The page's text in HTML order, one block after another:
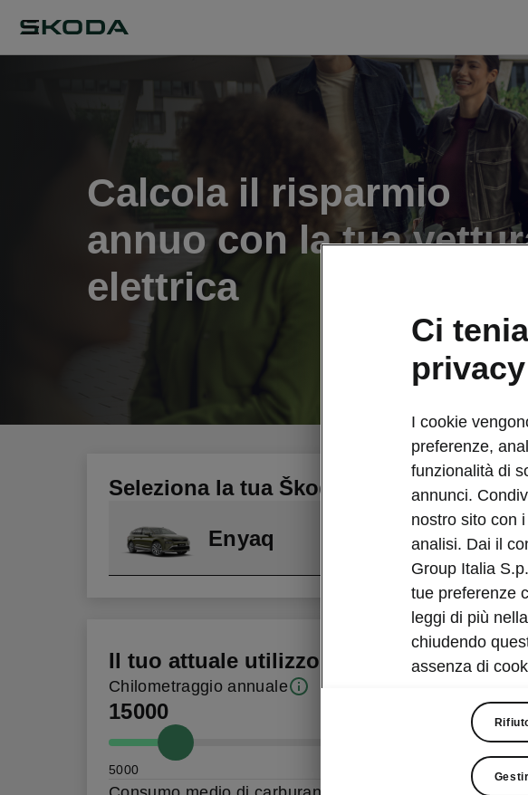
Calcola il risparmio
annuo con la tua
elettrica
Seleziona la tua Škoda
Enyaq
Il tuo attuale utilizzo
Chilometraggio annuale
15000
5000 75000
Ci
privacy
I cookie
preferenze,
funzionalità di
annunci.
nostro sito con
analisi. Dai il
Group Italia
tue preferenze
leggi di più
chiudendo
assenza di